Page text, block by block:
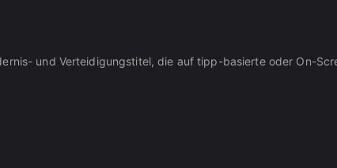
und Verteidigungstitel, die auf tipp-basierte oder On-